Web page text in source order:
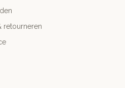
retourneren